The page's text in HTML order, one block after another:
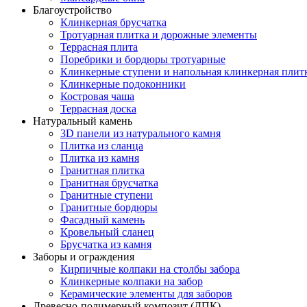
Благоустройство
Клинкерная брусчатка
Тротуарная плитка и дорожные элементы
Террасная плита
Поребрики и бордюры тротуарные
Клинкерные ступени и напольная клинкерная
Клинкерные подоконники
Костровая чаша
Террасная доска
Натуральный камень
3D панели из натурального камня
Плитка из сланца
Плитка из камня
Гранитная плитка
Гранитная брусчатка
Гранитные ступени
Гранитные бордюры
Фасадный камень
Кровельный сланец
Брусчатка из камня
Заборы и ограждения
Кирпичные колпаки на столбы забора
Клинкерные колпаки на забор
Керамические элементы для заборов